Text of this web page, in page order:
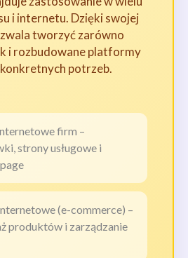
i internetu. Dzięki swojej
tworzyć zarówno
i rozbudowane platformy
potrzeb.
firm –
strony usługowe i
(e-commerce) –
produktów i zarządzanie